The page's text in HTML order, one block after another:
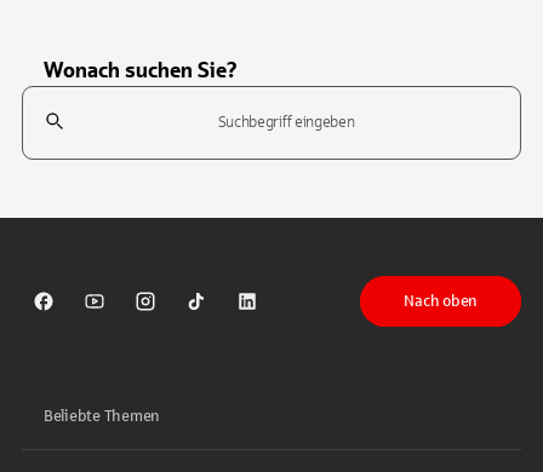
Wonach suchen Sie?
Suchfeld
Sparkasse auf Facebook
Sparkasse auf Youtube
Sparkasse auf Instagram
Sparkasse auf TikTok
Sparkasse auf LinkedIn
Nach oben
Beliebte Themen